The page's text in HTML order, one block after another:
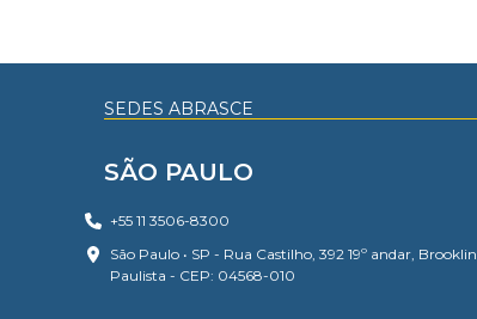
SEDES ABRASCE
SÃO PAULO
+55 11 3506-8300
São Paulo • SP - Rua Castilho, 392 19º andar, Brooklin
Paulista - CEP: 04568-010